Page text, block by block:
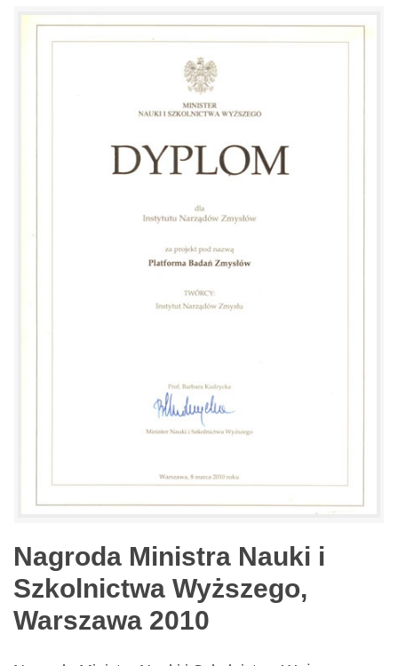
Nagroda Ministra Nauki i
Szkolnictwa Wyższego,
Warszawa 2010